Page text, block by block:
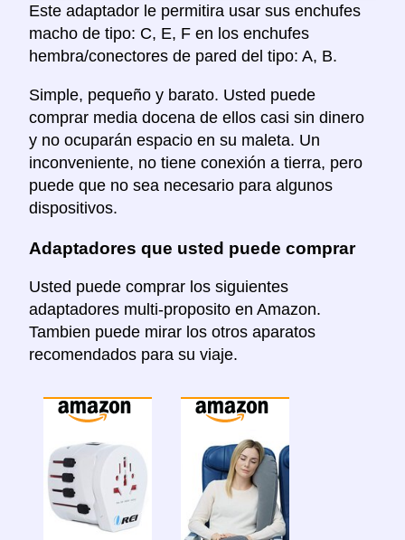
Este adaptador le permitira usar sus enchufes
macho de tipo: C, E, F en los enchufes
hembra/conectores de pared del tipo: A, B.
Simple, pequeño y barato. Usted puede
comprar media docena de ellos casi sin dinero
y no ocuparán espacio en su maleta. Un
inconveniente, no tiene conexión a tierra, pero
puede que no sea necesario para algunos
dispositivos.
Adaptadores que usted puede comprar
Usted puede comprar los siguientes
adaptadores multi-proposito en Amazon.
Tambien puede mirar los otros aparatos
recomendados para su viaje.